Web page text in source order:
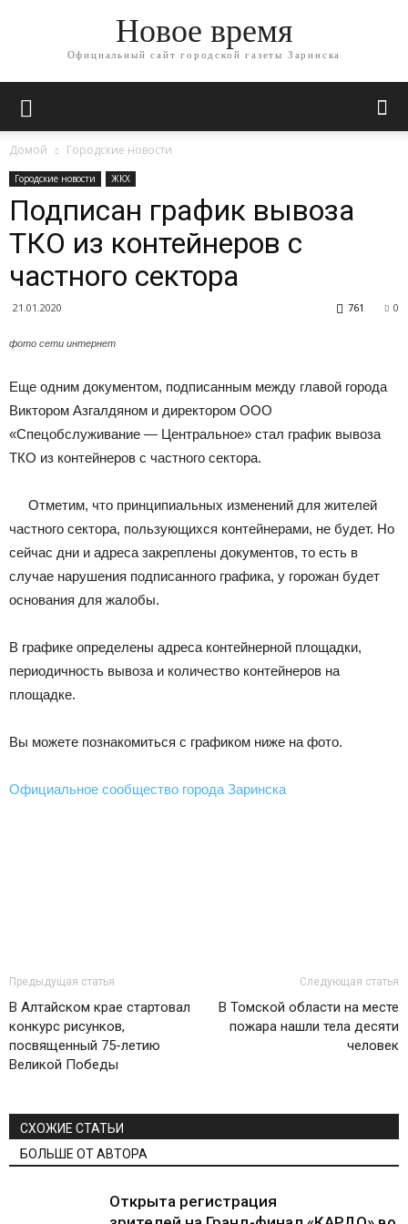
Новое время
Официальный сайт городской газеты Заринска
Домой Городские новости
Городские новости ЖКХ
Подписан график вывоза
ТКО из контейнеров с
частного сектора
21.01.2020 0
761
фото сети интернет
Еще одним документом, подписанным между главой города
Виктором Азгалдяном и директором ООО
«Спецобслуживание — Центральное» стал график вывоза
ТКО из контейнеров с частного сектора.
Отметим, что принципиальных изменений для жителей
частного сектора, пользующихся контейнерами, не будет. Но
сейчас дни и адреса закреплены документов, то есть в
случае нарушения подписанного графика, у горожан будет
основания для жалобы.
В графике определены адреса контейнерной площадки,
периодичность вывоза и количество контейнеров на
площадке.
Вы можете познакомиться с графиком ниже на фото.
Официальное сообщество города Заринска
Предыдущая статья
В Алтайском крае стартовал
конкурс рисунков,
посвященный 75-летию
Великой Победы
Следующая статья
В Томской области на месте
пожара нашли тела десяти
человек
СХОЖИЕ СТАТЬИ
БОЛЬШЕ ОТ АВТОРА
Открыта регистрация